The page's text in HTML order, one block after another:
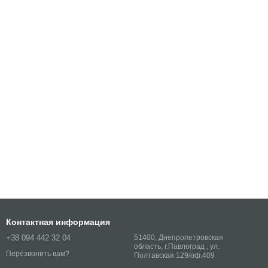
Контактная информация
+38 094 442 32 04
Перезвонить вам?
51400, Днепропетровская
область, г.Павлоград , ул.
Полтавская 129/оф.409